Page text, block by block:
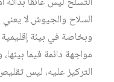
السلاح والجيوش لا يعني
وبخاصة في بيئة
مواجهة دائمة فيما
التركيز عليه، ليس